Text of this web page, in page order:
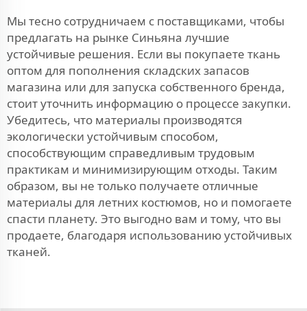
Мы тесно сотрудничаем с поставщиками, чтобы
предлагать на рынке Синьяна лучшие
устойчивые решения. Если вы покупаете ткань
оптом для пополнения складских запасов
магазина или для запуска собственного бренда,
стоит уточнить информацию о процессе закупки.
Убедитесь, что материалы производятся
экологически устойчивым способом,
способствующим справедливым трудовым
практикам и минимизирующим отходы. Таким
образом, вы не только получаете отличные
материалы для летних костюмов, но и помогаете
спасти планету. Это выгодно вам и тому, что вы
продаете, благодаря использованию устойчивых
тканей.